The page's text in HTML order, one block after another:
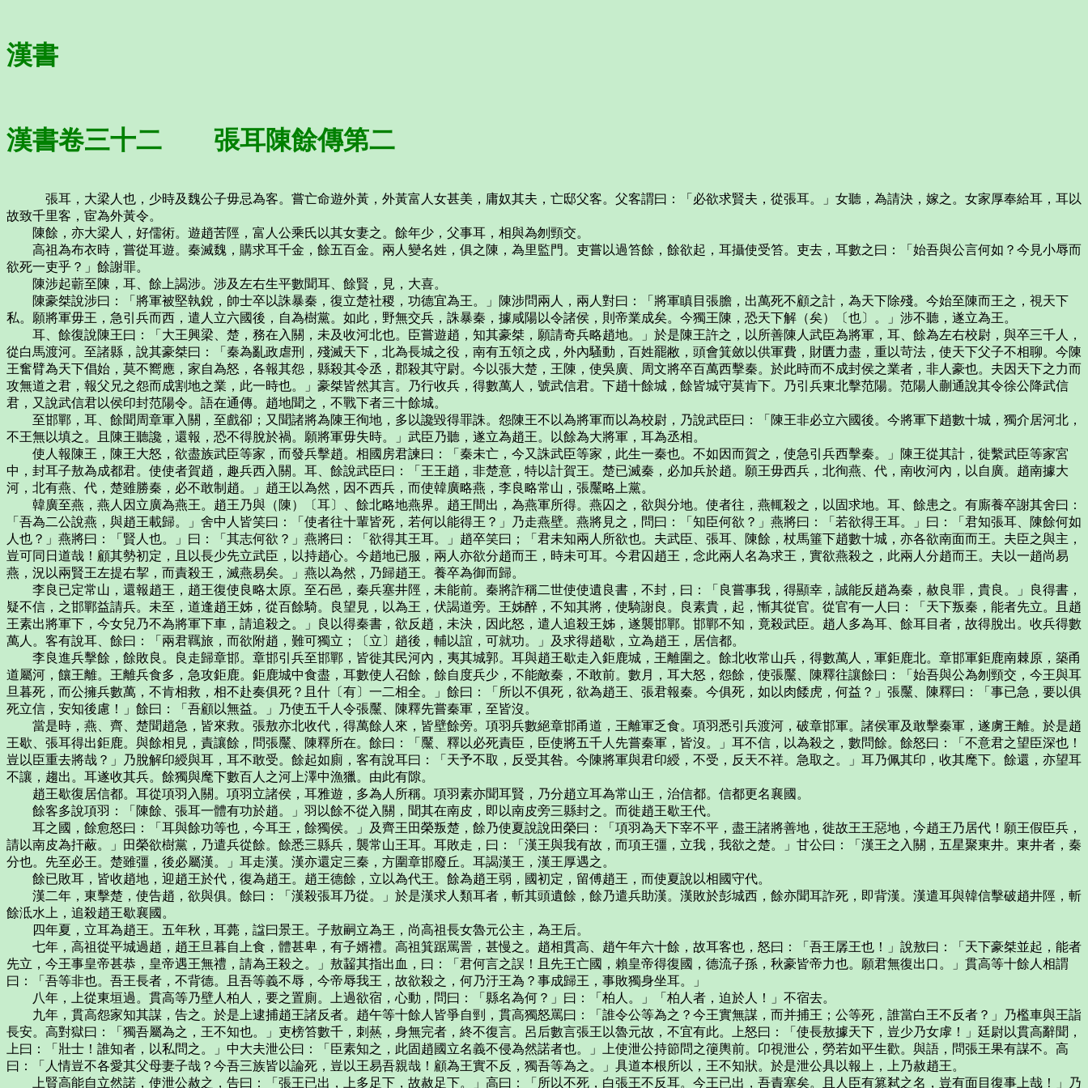
漢書
漢書卷三十二 張耳陳餘傳第二
張耳，大梁人也，少時及魏公子毋忌為客。嘗亡命遊外黃，外黃富人女甚美，庸奴其夫，亡邸父客。父客謂曰：「必欲求賢夫，從張耳。」女聽，為請決，嫁之。女家厚奉給耳，耳以
故致千里客，宦為外黃令。
陳餘，亦大梁人，好儒術。遊趙苦陘，富人公乘氏以其女妻之。餘年少，父事耳，相與為刎頸交。
高祖為布衣時，嘗從耳遊。秦滅魏，購求耳千金，餘五百金。兩人變名姓，俱之陳，為里監門。吏嘗以過笞餘，餘欲起，耳攝使受笞。吏去，耳數之曰：「始吾與公言何如？今見小辱而
欲死一吏乎？」餘謝罪。
陳涉起蘄至陳，耳、餘上謁涉。涉及左右生平數聞耳、餘賢，見，大喜。
陳豪桀說涉曰：「將軍被堅執銳，帥士卒以誅暴秦，復立楚社稷，功德宜為王。」陳涉問兩人，兩人對曰：「將軍瞋目張膽，出萬死不顧之計，為天下除殘。今始至陳而王之，視天下
私。願將軍毋王，急引兵而西，遣人立六國後，自為樹黨。如此，野無交兵，誅暴秦，據咸陽以令諸侯，則帝業成矣。今獨王陳，恐天下解（矣）〔也〕。」涉不聽，遂立為王。
耳、餘復說陳王曰：「大王興梁、楚，務在入關，未及收河北也。臣嘗遊趙，知其豪桀，願請奇兵略趙地。」於是陳王許之，以所善陳人武臣為將軍，耳、餘為左右校尉，與卒三千人，
從白馬渡河。至諸縣，說其豪桀曰：「秦為亂政虐刑，殘滅天下，北為長城之役，南有五領之戍，外內騷動，百姓罷敝，頭會箕斂以供軍費，財匱力盡，重以苛法，使天下父子不相聊。今陳
王奮臂為天下倡始，莫不嚮應，家自為怒，各報其怨，縣殺其令丞，郡殺其守尉。今以張大楚，王陳，使吳廣、周文將卒百萬西擊秦。於此時而不成封侯之業者，非人豪也。夫因天下之力而
攻無道之君，報父兄之怨而成割地之業，此一時也。」豪桀皆然其言。乃行收兵，得數萬人，號武信君。下趙十餘城，餘皆城守莫肯下。乃引兵東北擊范陽。范陽人蒯通說其令徐公降武信
君，又說武信君以侯印封范陽令。語在通傳。趙地聞之，不戰下者三十餘城。
至邯鄲，耳、餘聞周章軍入關，至戲卻；又聞諸將為陳王徇地，多以讒毀得罪誅。怨陳王不以為將軍而以為校尉，乃說武臣曰：「陳王非必立六國後。今將軍下趙數十城，獨介居河北，
不王無以填之。且陳王聽讒，還報，恐不得脫於禍。願將軍毋失時。」武臣乃聽，遂立為趙王。以餘為大將軍，耳為丞相。
使人報陳王，陳王大怒，欲盡族武臣等家，而發兵擊趙。相國房君諫曰：「秦未亡，今又誅武臣等家，此生一秦也。不如因而賀之，使急引兵西擊秦。」陳王從其計，徙繫武臣等家宮
中，封耳子敖為成都君。使使者賀趙，趣兵西入關。耳、餘說武臣曰：「王王趙，非楚意，特以計賀王。楚已滅秦，必加兵於趙。願王毋西兵，北徇燕、代，南收河內，以自廣。趙南據大
河，北有燕、代，楚雖勝秦，必不敢制趙。」趙王以為然，因不西兵，而使韓廣略燕，李良略常山，張黶略上黨。
韓廣至燕，燕人因立廣為燕王。趙王乃與（陳）〔耳〕、餘北略地燕界。趙王間出，為燕軍所得。燕囚之，欲與分地。使者往，燕輒殺之，以固求地。耳、餘患之。有廝養卒謝其舍曰：
「吾為二公說燕，與趙王載歸。」舍中人皆笑曰：「使者往十輩皆死，若何以能得王？」乃走燕壁。燕將見之，問曰：「知臣何欲？」燕將曰：「若欲得王耳。」曰：「君知張耳、陳餘何如
人也？」燕將曰：「賢人也。」曰：「其志何欲？」燕將曰：「欲得其王耳。」趙卒笑曰；「君未知兩人所欲也。夫武臣、張耳、陳餘，杖馬箠下趙數十城，亦各欲南面而王。夫臣之與主，
豈可同日道哉！顧其勢初定，且以長少先立武臣，以持趙心。今趙地已服，兩人亦欲分趙而王，時未可耳。今君囚趙王，念此兩人名為求王，實欲燕殺之，此兩人分趙而王。夫以一趙尚易
燕，況以兩賢王左提右挈，而責殺王，滅燕易矣。」燕以為然，乃歸趙王。養卒為御而歸。
李良已定常山，還報趙王，趙王復使良略太原。至石邑，秦兵塞井陘，未能前。秦將詐稱二世使使遺良書，不封，曰：「良嘗事我，得顯幸，誠能反趙為秦，赦良罪，貴良。」良得書，
疑不信，之邯鄲益請兵。未至，道逢趙王姊，從百餘騎。良望見，以為王，伏謁道旁。王姊醉，不知其將，使騎謝良。良素貴，起，慚其從官。從官有一人曰：「天下叛秦，能者先立。且趙
王素出將軍下，今女兒乃不為將軍下車，請追殺之。」良以得秦書，欲反趙，未決，因此怒，遣人追殺王姊，遂襲邯鄲。邯鄲不知，竟殺武臣。趙人多為耳、餘耳目者，故得脫出。收兵得數
萬人。客有說耳、餘曰：「兩君羈旅，而欲附趙，難可獨立；〔立〕趙後，輔以誼，可就功。」及求得趙歇，立為趙王，居信都。
李良進兵擊餘，餘敗良。良走歸章邯。章邯引兵至邯鄲，皆徙其民河內，夷其城郭。耳與趙王歇走入鉅鹿城，王離圍之。餘北收常山兵，得數萬人，軍鉅鹿北。章邯軍鉅鹿南棘原，築甬
道屬河，饟王離。王離兵食多，急攻鉅鹿。鉅鹿城中食盡，耳數使人召餘，餘自度兵少，不能敵秦，不敢前。數月，耳大怒，怨餘，使張黶、陳釋往讓餘曰：「始吾與公為刎頸交，今王與耳
旦暮死，而公擁兵數萬，不肯相救，相不赴奏俱死？且什〔有〕一二相全。」餘曰：「所以不俱死，欲為趙王、張君報秦。今俱死，如以肉餧虎，何益？」張黶、陳釋曰：「事已急，要以俱
死立信，安知後慮！」餘曰：「吾顧以無益。」乃使五千人令張黶、陳釋先嘗秦軍，至皆沒。
當是時，燕、齊、楚聞趙急，皆來救。張敖亦北收代，得萬餘人來，皆壁餘旁。項羽兵數絕章邯甬道，王離軍乏食。項羽悉引兵渡河，破章邯軍。諸侯軍及敢擊秦軍，遂虜王離。於是趙
王歇、張耳得出鉅鹿。與餘相見，責讓餘，問張黶、陳釋所在。餘曰：「黶、釋以必死責臣，臣使將五千人先嘗秦軍，皆沒。」耳不信，以為殺之，數問餘。餘怒曰：「不意君之望臣深也！
豈以臣重去將哉？」乃脫解印綬與耳，耳不敢受。餘起如廁，客有說耳曰：「天予不取，反受其咎。今陳將軍與君印綬，不受，反天不祥。急取之。」耳乃佩其印，收其麾下。餘還，亦望耳
不讓，趨出。耳遂收其兵。餘獨與麾下數百人之河上澤中漁獵。由此有隙。
趙王歇復居信都。耳從項羽入關。項羽立諸侯，耳雅遊，多為人所稱。項羽素亦聞耳賢，乃分趙立耳為常山王，治信都。信都更名襄國。
餘客多說項羽：「陳餘、張耳一體有功於趙。」羽以餘不從入關，聞其在南皮，即以南皮旁三縣封之。而徙趙王歇王代。
耳之國，餘愈怒曰：「耳與餘功等也，今耳王，餘獨侯。」及齊王田榮叛楚，餘乃使夏說說田榮曰：「項羽為天下宰不平，盡王諸將善地，徙故王王惡地，今趙王乃居代！願王假臣兵，
請以南皮為扞蔽。」田榮欲樹黨，乃遣兵從餘。餘悉三縣兵，襲常山王耳。耳敗走，曰：「漢王與我有故，而項王彊，立我，我欲之楚。」甘公曰：「漢王之入關，五星聚東井。東井者，秦
分也。先至必王。楚雖彊，後必屬漢。」耳走漢。漢亦還定三秦，方圍章邯廢丘。耳謁漢王，漢王厚遇之。
餘已敗耳，皆收趙地，迎趙王於代，復為趙王。趙王德餘，立以為代王。餘為趙王弱，國初定，留傅趙王，而使夏說以相國守代。
漢二年，東擊楚，使告趙，欲與俱。餘曰：「漢殺張耳乃從。」於是漢求人類耳者，斬其頭遺餘，餘乃遣兵助漢。漢敗於彭城西，餘亦聞耳詐死，即背漢。漢遣耳與韓信擊破趙井陘，斬
餘泜水上，追殺趙王歇襄國。
四年夏，立耳為趙王。五年秋，耳薨，諡曰景王。子敖嗣立為王，尚高祖長女魯元公主，為王后。
七年，高祖從平城過趙，趙王旦暮自上食，體甚卑，有子婿禮。高祖箕踞罵詈，甚慢之。趙相貫高、趙午年六十餘，故耳客也，怒曰：「吾王孱王也！」說敖曰：「天下豪桀並起，能者
先立，今王事皇帝甚恭，皇帝遇王無禮，請為王殺之。」敖齧其指出血，曰：「君何言之誤！且先王亡國，賴皇帝得復國，德流子孫，秋豪皆帝力也。願君無復出口。」貫高等十餘人相謂
曰：「吾等非也。吾王長者，不背德。且吾等義不辱，今帝辱我王，故欲殺之，何乃汙王為？事成歸王，事敗獨身坐耳。」
八年，上從東垣過。貫高等乃壁人柏人，要之置廁。上過欲宿，心動，問曰：「縣名為何？」曰：「柏人。」「柏人者，迫於人！」不宿去。
九年，貫高怨家知其謀，告之。於是上逮捕趙王諸反者。趙午等十餘人皆爭自剄，貫高獨怒罵曰：「誰令公等為之？今王實無謀，而并捕王；公等死，誰當白王不反者？」乃檻車與王詣
長安。高對獄曰：「獨吾屬為之，王不知也。」吏榜笞數千，刺爇，身無完者，終不復言。呂后數言張王以魯元故，不宜有此。上怒曰：「使長敖據天下，豈少乃女虖！」廷尉以貫高辭聞，
上曰：「壯士！誰知者，以私問之。」中大夫泄公曰：「臣素知之，此固趙國立名義不侵為然諾者也。」上使泄公持節問之箯輿前。卬視泄公，勞若如平生歡。與語，問張王果有謀不。高
曰：「人情豈不各愛其父母妻子哉？今吾三族皆以論死，豈以王易吾親哉！顧為王實不反，獨吾等為之。」具道本根所以，王不知狀。於是泄公具以報上，上乃赦趙王。
上賢高能自立然諾，使泄公赦之，告曰：「張王已出，上多足下，故赦足下。」高曰：「所以不死，白張王不反耳。今王已出，吾責塞矣。且人臣有篡弒之名，豈有面目復事上哉！」乃